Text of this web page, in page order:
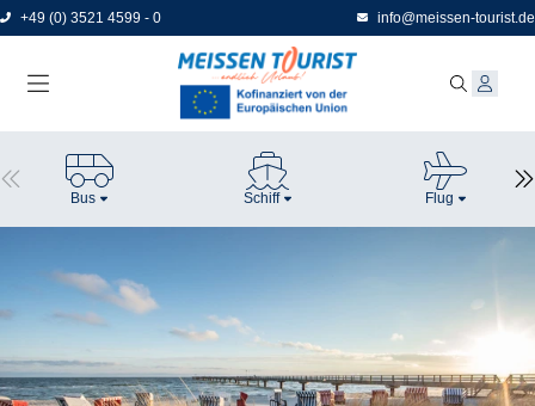
Direkt
zum
+49 (0) 3521 4599 - 0 info@meissen-tourist.de
Bus Schiff Flug